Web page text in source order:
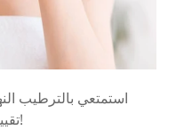
استمتعي بالترطيب
تقييمًا لدينا. افتحي إشراقة بشرتك اليوم!